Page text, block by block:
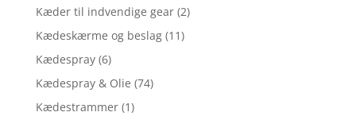
Kæder til indvendige gear (2)
Kædeskærme og beslag (11)
Kædespray (6)
Kædespray & Olie (74)
Kædestrammer (1)